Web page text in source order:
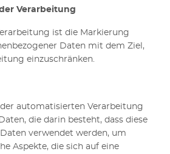
Verarbeitung
ist die Markierung
Daten mit dem Ziel,
einzuschränken.
automatisierten Verarbeitung
die darin besteht, dass diese
verwendet werden, um
Aspekte, die sich auf eine